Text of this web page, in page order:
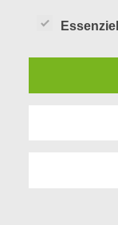
Essenziell